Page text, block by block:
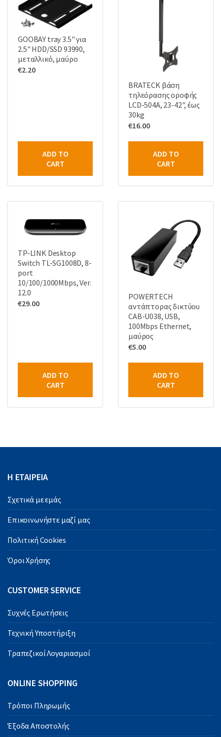
GOOBAY tray 3.5" για
2.5" HDD/SSD 93990,
μεταλλικό, μαύρο
€2.20
ADD TO
CART
BRATECK βάση
τηλεόρασης οροφής
LCD-504A, 23-42", έως
30kg
€16.00
ADD TO
CART
TP-LINK Desktop
Switch TL-SG1008D, 8-
port
10/100/1000Mbps, Ver.
12.0
€29.00
ADD TO
CART
POWERTECH
αντάπτορας δικτύου
CAB-U038, USB,
100Mbps Ethernet,
μαύρος
€5.00
ADD TO
CART
Η ΕΤΑΙΡΕΙΑ
Σχετικά με εμάς
Επικοινωνήστε μαζί μας
Πολιτική Cookies
Όροι Χρήσης
CUSTOMER SERVICE
Συχνές Ερωτήσεις
Τεχνική Υποστήριξη
Τραπεζικοί Λογαριασμοί
ONLINE SHOPPING
Τρόποι Πληρωμής
Έξοδα Αποστολής